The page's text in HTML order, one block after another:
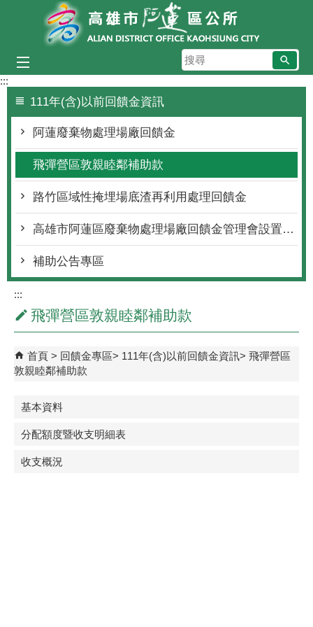
跳到主要內容區塊
搜
尋
:::
111年(含)以前回饋金資訊
阿蓮廢棄物處理場廠回饋金
飛彈營區敦親睦鄰補助款
路竹區域性掩埋場底渣再利用處理回饋金
高雄市阿蓮區廢棄物處理場廠回饋金管理會設置要點
補助公告專區
:::
飛彈營區敦親睦鄰補助款
首頁 回饋金專區 111年(含)以前回饋金資訊
飛彈營區
敦親睦鄰補助款
基本資料
分配額度暨收支明細表
收支概況